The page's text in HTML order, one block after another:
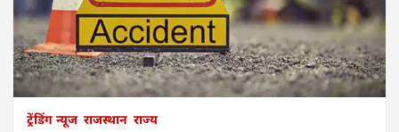
ट्रेंडिंग न्यूज राजस्थान राज्य